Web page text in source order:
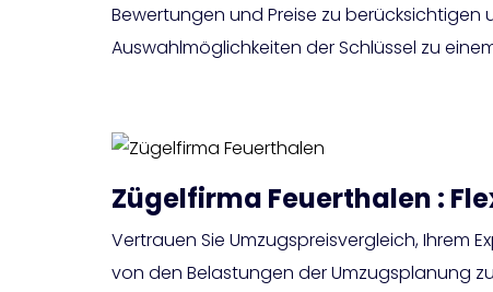
Bewertungen und Preise zu
Auswahlmöglichkeiten der Schlüssel zu
Zügelfirma Feuerthalen :
Vertrauen Sie Umzugspreisvergleich, Ihrem
von den Belastungen der Umzugsplanung